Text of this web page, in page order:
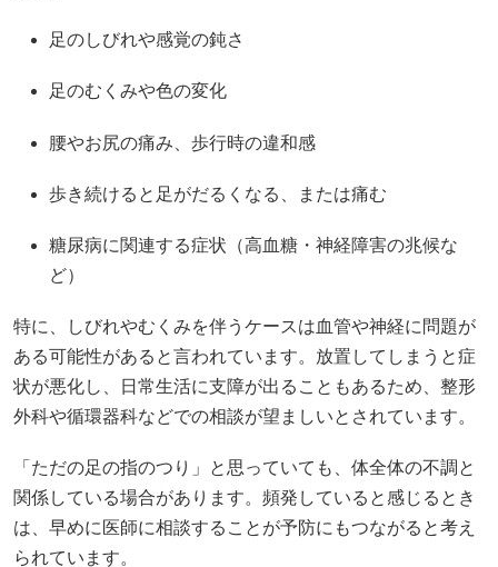
足のしびれや感覚の鈍さ
足のむくみや色の変化
腰やお尻の痛み、歩行時の違和感
歩き続けると足がだるくなる、または痛む
糖尿病に関連する症状（高血糖・神経障害の兆候な
ど）
特に、しびれやむくみを伴うケースは血管や神経に問題が
ある可能性があると言われています。放置してしまうと症
状が悪化し、日常生活に支障が出ることもあるため、整形
外科や循環器科などでの相談が望ましいとされています。
「ただの足の指のつり」と思っていても、体全体の不調と
関係している場合があります。頻発していると感じるとき
は、早めに医師に相談することが予防にもつながると考え
られています。